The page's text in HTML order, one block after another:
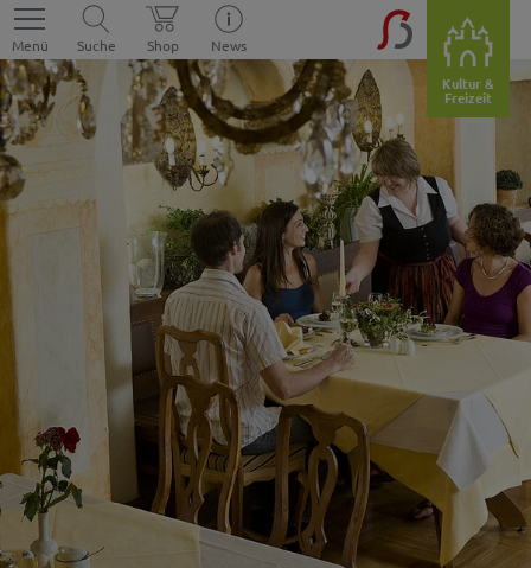
Menü Suche Shop
News
Kultur &
Freizeit